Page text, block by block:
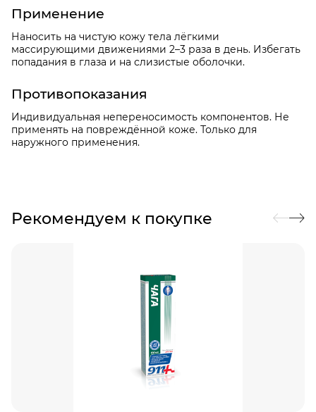
Применение
Наносить на чистую кожу тела лёгкими
массирующими движениями 2–3 раза в день. Избегать
попадания в глаза и на слизистые оболочки.
Противопоказания
Индивидуальная непереносимость компонентов. Не
применять на повреждённой коже. Только для
наружного применения.
Рекомендуем к покупке